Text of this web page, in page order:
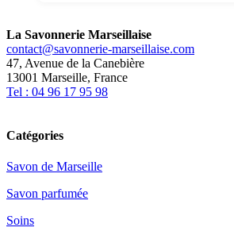
La Savonnerie Marseillaise
contact@savonnerie-marseillaise.com
47, Avenue de la Canebière
13001 Marseille, France
Tel : 04 96 17 95 98
Catégories
Savon de Marseille
Savon parfumée
Soins